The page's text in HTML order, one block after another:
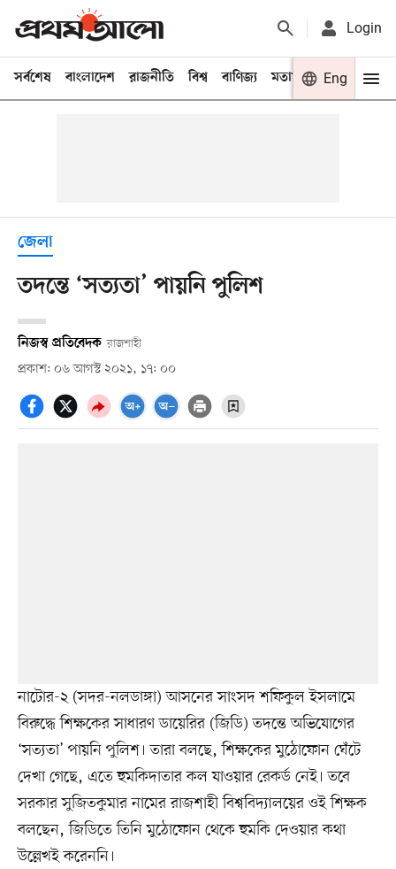
Login
সর্বশেষ বাংলাদেশ রাজনীতি বিশ্ব বাণিজ্য মতামত খেলা
Eng
জেলা
তদন্তে ‘সত্যতা’ পায়নি পুলিশ
নিজস্ব প্রতিবেদক রাজশাহী
প্রকাশ: ০৬ আগস্ট ২০২১, ১৭: ০০
নাটোর-২ (সদর-নলডাঙ্গা) আসনের সাংসদ শফিকুল ইসলামে
বিরুদ্ধে শিক্ষকের সাধারণ ডায়েরির (জিডি) তদন্তে অভিযোগের
‘সত্যতা’ পায়নি পুলিশ। তারা বলছে, শিক্ষকের মুঠোফোন ঘেঁটে
দেখা গেছে, এতে হুমকিদাতার কল যাওয়ার রেকর্ড নেই। তবে
সরকার সুজিতকুমার নামের রাজশাহী বিশ্ববিদ্যালয়ের ওই শিক্ষক
বলছেন, জিডিতে তিনি মুঠোফোন থেকে হুমকি দেওয়ার কথা
উল্লেখই করেননি।